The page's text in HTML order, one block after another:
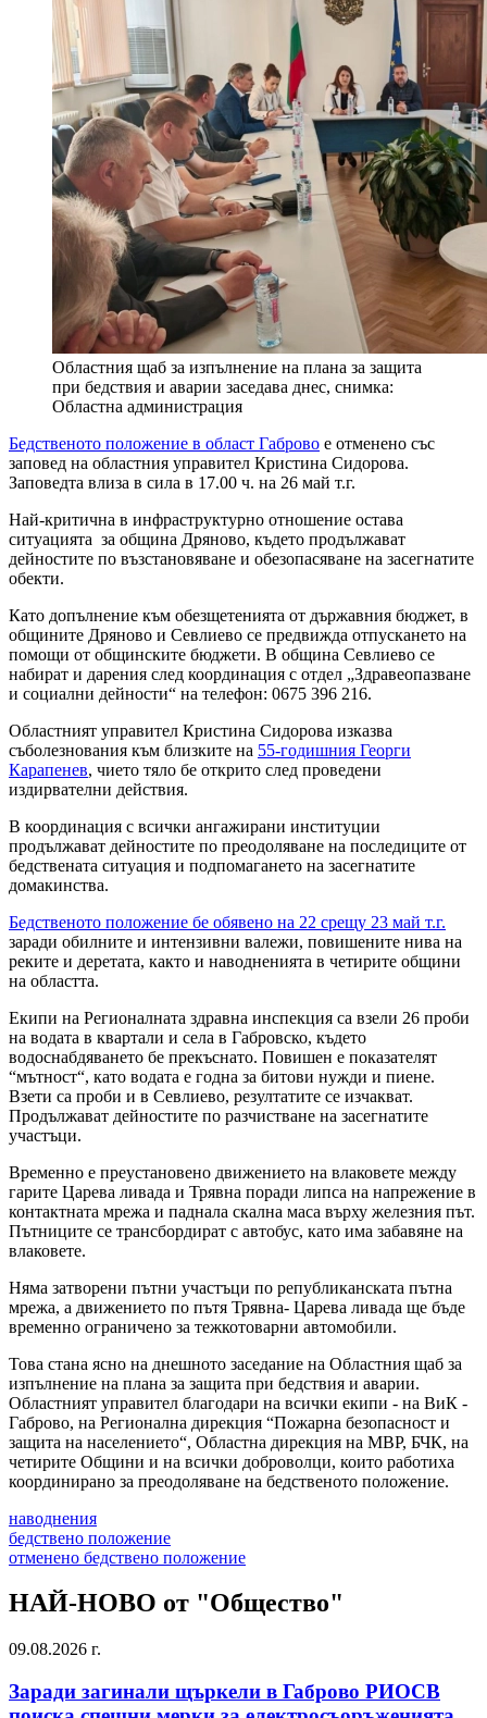
Областния щаб за изпълнение на плана за защита
при бедствия и аварии заседава днес, снимка:
Областна администрация
Бедственото положение в област Габрово е отменено със
заповед на областния управител Кристина Сидорова.
Заповедта влиза в сила в 17.00 ч. на 26 май т.г.
Най-критична в инфраструктурно отношение остава
ситуацията за община Дряново, където продължават
дейностите по възстановяване и обезопасяване на засегнатите
обекти.
Като допълнение към обезщетенията от държавния бюджет, в
общините Дряново и Севлиево се предвижда отпускането на
помощи от общинските бюджети. В община Севлиево се
набират и дарения след координация с отдел „Здравеопазване
и социални дейности“ на телефон: 0675 396 216.
Областният управител Кристина Сидорова изказва
съболезнования към близките на 55-годишния Георги
Карапенев, чието тяло бе открито след проведени
издирвателни действия.
В координация с всички ангажирани институции
продължават дейностите по преодоляване на последиците от
бедствената ситуация и подпомагането на засегнатите
домакинства.
Бедственото положение бе обявено на 22 срещу 23 май т.г.
заради обилните и интензивни валежи, повишените нива на
реките и деретата, както и наводненията в четирите общини
на областта.
Екипи на Регионалната здравна инспекция са взели 26 проби
на водата в квартали и села в Габровско, където
водоснабдяването бе прекъснато. Повишен е показателят
“мътност“, като водата е годна за битови нужди и пиене.
Взети са проби и в Севлиево, резултатите се изчакват.
Продължават дейностите по разчистване на засегнатите
участъци.
Временно е преустановено движението на влаковете между
гарите Царева ливада и Трявна поради липса на напрежение в
контактната мрежа и паднала скална маса върху железния път.
Пътниците се трансбордират с автобус, като има забавяне на
влаковете.
Няма затворени пътни участъци по републиканската пътна
мрежа, а движението по пътя Трявна- Царева ливада ще бъде
временно ограничено за тежкотоварни автомобили.
Това стана ясно на днешното заседание на Областния щаб за
изпълнение на плана за защита при бедствия и аварии.
Областният управител благодари на всички екипи - на ВиК -
Габрово, на Регионална дирекция “Пожарна безопасност и
защита на населението“, Областна дирекция на МВР, БЧК, на
четирите Общини и на всички доброволци, които работиха
координирано за преодоляване на бедственото положение.
наводнения
бедствено положение
отменено бедствено положение
НАЙ-НОВО от "Общество"
09.08.2026 г.
Заради загинали щъркели в Габрово РИОСВ